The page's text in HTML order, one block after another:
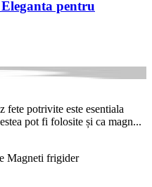
pentru
fete potrivite este esentiala
pot fi folosite și ca magn...